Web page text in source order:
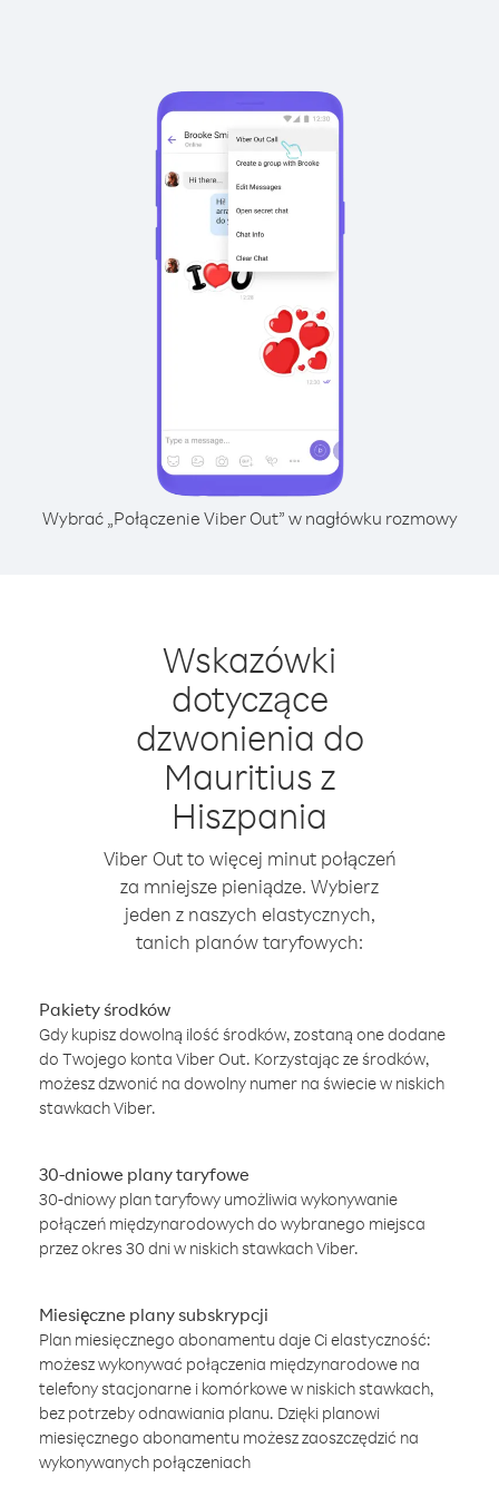
Wybrać „Połączenie Viber Out” w nagłówku rozmowy
Wskazówki
dotyczące
dzwonienia do
Mauritius z
Hiszpania
Viber Out to więcej minut połączeń
za mniejsze pieniądze. Wybierz
jeden z naszych elastycznych,
tanich planów taryfowych:
Pakiety środków
Gdy kupisz dowolną ilość środków, zostaną one dodane
do Twojego konta Viber Out. Korzystając ze środków,
możesz dzwonić na dowolny numer na świecie w niskich
stawkach Viber.
30-dniowe plany taryfowe
30-dniowy plan taryfowy umożliwia wykonywanie
połączeń międzynarodowych do wybranego miejsca
przez okres 30 dni w niskich stawkach Viber.
Miesięczne plany subskrypcji
Plan miesięcznego abonamentu daje Ci elastyczność:
możesz wykonywać połączenia międzynarodowe na
telefony stacjonarne i komórkowe w niskich stawkach,
bez potrzeby odnawiania planu. Dzięki planowi
miesięcznego abonamentu możesz zaoszczędzić na
wykonywanych połączeniach